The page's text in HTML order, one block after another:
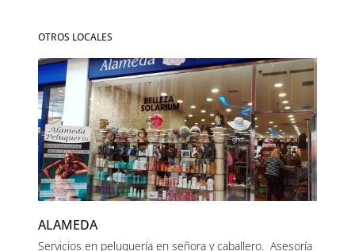
OTROS LOCALES
ALAMEDA
Servicios en peluquería en señora y caballero. Asesoría